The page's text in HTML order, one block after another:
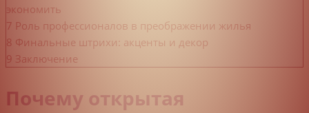
экономить
7 Роль профессионалов в преображении жилья
8 Финальные штрихи: акценты и декор
9 Заключение
Почему открытая